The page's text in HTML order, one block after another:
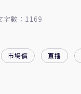
字數：1169
市場價 直播